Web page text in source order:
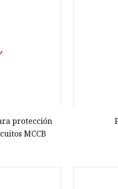
protección
MCCB